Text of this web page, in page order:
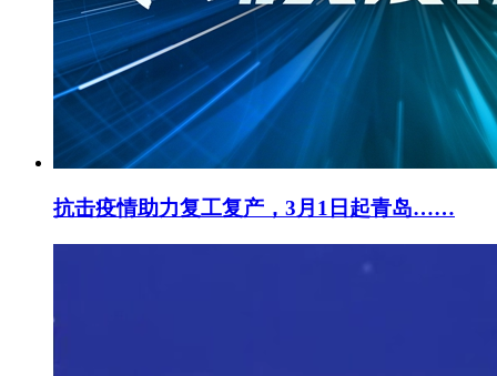
抗击疫情助力复工复产，3月1日起青岛……